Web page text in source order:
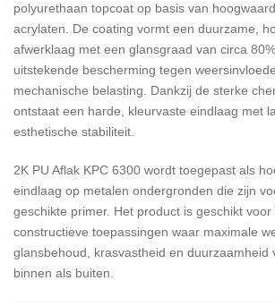
polyurethaan topcoat op basis van
acrylaten. De coating vormt een duurzame,
afwerklaag met een glansgraad van circa
uitstekende bescherming tegen
mechanische belasting. Dankzij de sterke
ontstaat een harde, kleurvaste eindlaag met
esthetische stabiliteit.
2K PU Aflak KPC 6300 wordt toegepast als
eindlaag op metalen ondergronden die zijn
geschikte primer. Het product is geschikt voor
constructieve toepassingen waar maximale
glansbehoud, krasvastheid en duurzaamheid
binnen als buiten.